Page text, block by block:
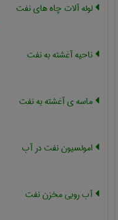
لوله آلات چاه های نفت
ناحیه آغشته به نفت
ماسه ی آغشته به نفت
امولسیون نفت در آب
آب روبی مخزن نفت